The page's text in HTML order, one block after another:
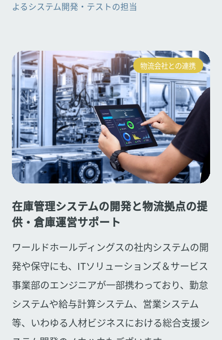
よるシステム開発・テストの担当
物流会社との連携
在庫管理システムの開発と物流拠点の提
供・倉庫運営サポート
ワールドホールディングスの社内システムの開
発や保守にも、ITソリューションズ＆サービス
事業部のエンジニアが一部携わっており、勤怠
システムや給与計算システム、営業システム
等、いわゆる人材ビジネスにおける総合支援シ